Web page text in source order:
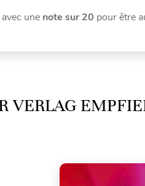
avec une note sur 20 pour être
VERLAG